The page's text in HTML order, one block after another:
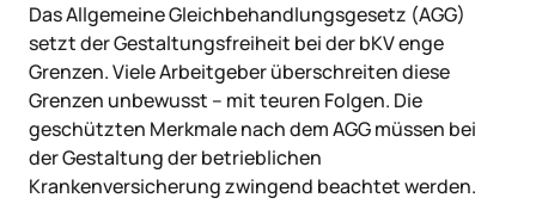
Das Allgemeine Gleichbehandlungsgesetz (AGG)
setzt der Gestaltungsfreiheit bei der bKV enge
Grenzen. Viele Arbeitgeber überschreiten diese
Grenzen unbewusst – mit teuren Folgen. Die
geschützten Merkmale nach dem AGG müssen bei
der Gestaltung der betrieblichen
Krankenversicherung zwingend beachtet werden.